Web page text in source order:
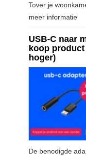
Tover je
meer informatie
USB-C naar
koop
hoger)
De benodigde